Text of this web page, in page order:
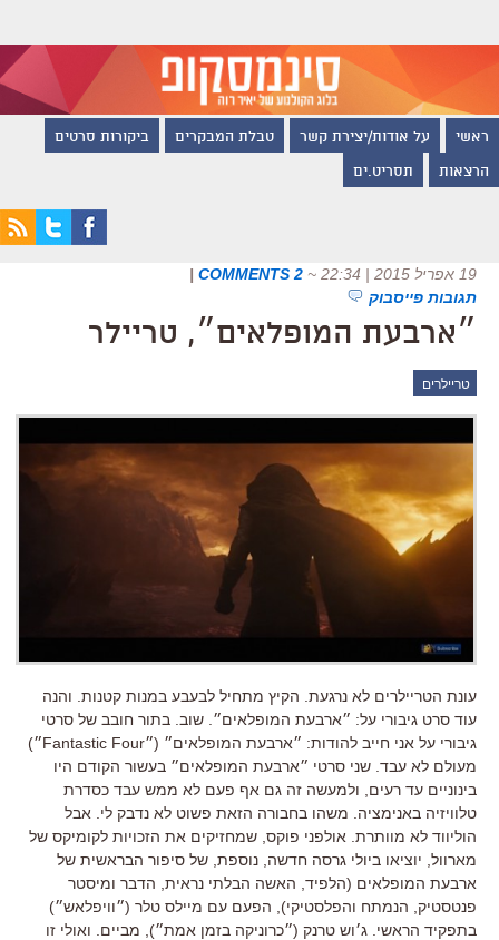
ראשי על אודות/יצירת קשר טבלת המבקרים ביקורות סרטים
הרצאות תסריט.ים
19 אפריל 2015 | 22:34 ~
2 COMMENTS
|
תגובות פייסבוק
״ארבעת המופלאים״, טריילר
טריילרים
עונת הטריילרים לא נרגעת. הקיץ מתחיל לבעבע במנות קטנות. והנה
עוד סרט גיבורי על: ״ארבעת המופלאים״. שוב. בתור חובב של סרטי
גיבורי על אני חייב להודות: ״ארבעת המופלאים״ (״Fantastic Four״)
מעולם לא עבד. שני סרטי ״ארבעת המופלאים״ בעשור הקודם היו
בינוניים עד רעים, ולמעשה זה גם אף פעם לא ממש עבד כסדרת
טלוויזיה באנימציה. משהו בחבורה הזאת פשוט לא נדבק לי. אבל
הוליווד לא מוותרת. אולפני פוקס, שמחזיקים את הזכויות לקומיקס של
מארוול, יוציאו ביולי גרסה חדשה, נוספת, של סיפור הבראשית של
ארבעת המופלאים (הלפיד, האשה הבלתי נראית, הדבר ומיסטר
פנטסטיק, הנמתח והפלסטיקי), הפעם עם מיילס טלר (״וויפלאש״)
בתפקיד הראשי. ג׳וש טרנק (״כרוניקה בזמן אמת״), מביים. ואולי זו